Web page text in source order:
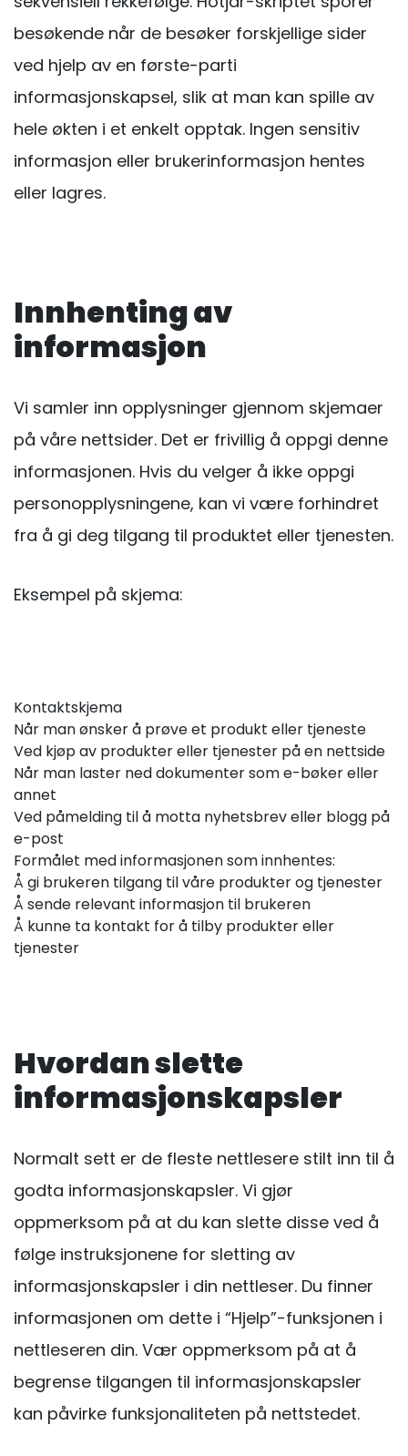
besøkende når de besøker forskjellige sider
ved hjelp av en første-parti
informasjonskapsel, slik at man kan spille av
hele økten i et enkelt opptak. Ingen sensitiv
informasjon eller brukerinformasjon hentes
eller lagres.
Innhenting av
informasjon
Vi samler inn opplysninger gjennom skjemaer
på våre nettsider. Det er frivillig å oppgi denne
informasjonen. Hvis du velger å ikke oppgi
personopplysningene, kan vi være forhindret
fra å gi deg tilgang til produktet eller tjenesten.
Eksempel på skjema:
Kontaktskjema
Når man ønsker å prøve et produkt eller tjeneste
Ved kjøp av produkter eller tjenester på en nettside
Når man laster ned dokumenter som e-bøker eller
annet
Ved påmelding til å motta nyhetsbrev eller blogg på
e-post
Formålet med informasjonen som innhentes:
Å gi brukeren tilgang til våre produkter og tjenester
Å sende relevant informasjon til brukeren
Å kunne ta kontakt for å tilby produkter eller
tjenester
Hvordan slette
informasjonskapsler
Normalt sett er de fleste nettlesere stilt inn til å
godta informasjonskapsler. Vi gjør
oppmerksom på at du kan slette disse ved å
følge instruksjonene for sletting av
informasjonskapsler i din nettleser. Du finner
informasjonen om dette i “Hjelp”-funksjonen i
nettleseren din. Vær oppmerksom på at å
begrense tilgangen til informasjonskapsler
kan påvirke funksjonaliteten på nettstedet.